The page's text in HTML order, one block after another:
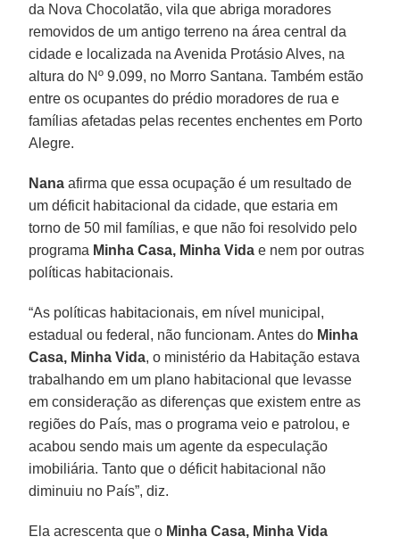
da Nova Chocolatão, vila que abriga moradores
removidos de um antigo terreno na área central da
cidade e localizada na Avenida Protásio Alves, na
altura do Nº 9.099, no Morro Santana. Também estão
entre os ocupantes do prédio moradores de rua e
famílias afetadas pelas recentes enchentes em Porto
Alegre.
Nana afirma que essa ocupação é um resultado de
um déficit habitacional da cidade, que estaria em
torno de 50 mil famílias, e que não foi resolvido pelo
programa Minha Casa, Minha Vida e nem por outras
políticas habitacionais.
“As políticas habitacionais, em nível municipal,
estadual ou federal, não funcionam. Antes do Minha
Casa, Minha Vida, o ministério da Habitação estava
trabalhando em um plano habitacional que levasse
em consideração as diferenças que existem entre as
regiões do País, mas o programa veio e patrolou, e
acabou sendo mais um agente da especulação
imobiliária. Tanto que o déficit habitacional não
diminuiu no País”, diz.
Ela acrescenta que o Minha Casa, Minha Vida